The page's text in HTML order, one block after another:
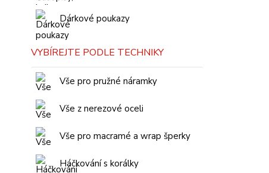
Dárkové poukazy
VYBÍREJTE PODLE TECHNIKY
Vše pro pružné náramky
Vše z nerezové oceli
Vše pro macramé a wrap šperky
Háčkování s korálky